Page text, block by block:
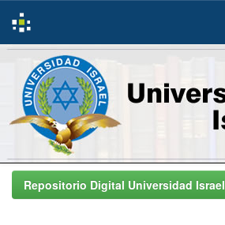
Skip
navigationRepositorio Digital Universidad Israel